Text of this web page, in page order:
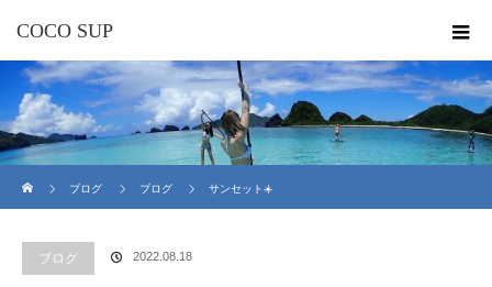
COCO SUP
ブログ
ブログ サンセット☀️
ブログ 2022.08.18